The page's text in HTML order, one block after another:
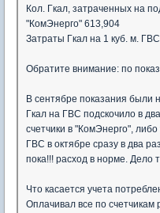
Кол. Гкал, затраченных на
"КомЭнерго" 613,904
Затраты Гкал на 1 куб. м.
Обратите внимание: по
В сентябре показания были
Гкал на ГВС подскочило в
счетчики в "КомЭнерго",
ГВС в октябре сразу в два
пока!!! расход в норме. Дело
Что касается учета
Оплачивал все по